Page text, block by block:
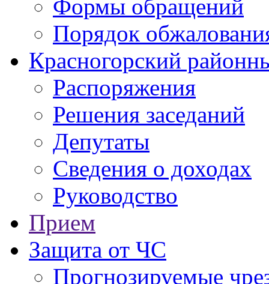
Формы обращений
Порядок
Красногорский
Распоряжения
Решения заседаний
Депутаты
Сведения о доходах
Руководство
Прием
Защита от ЧС
Прогнозируемые